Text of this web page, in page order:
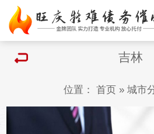
吉林
位置： 首页 » 城市